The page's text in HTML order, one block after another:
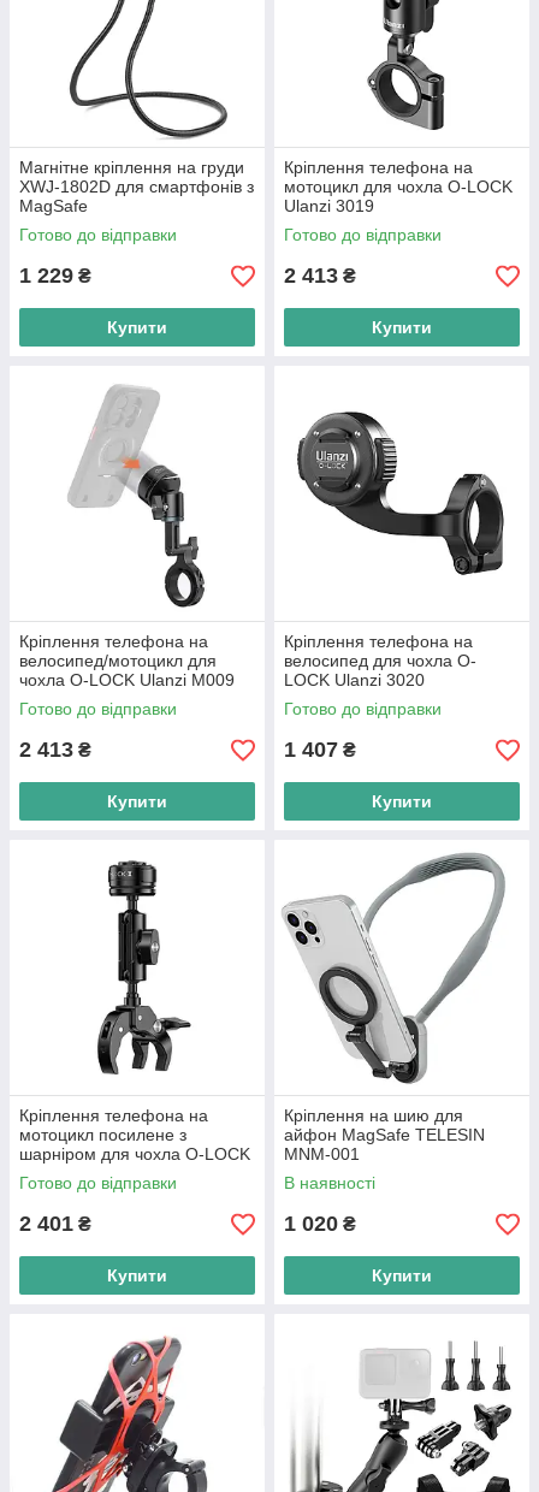
Магнітне кріплення на груди
XWJ-1802D для смартфонів з
MagSafe
Готово до відправки
1 229 ₴
Купити
Кріплення телефона на
мотоцикл для чохла O-LOCK
Ulanzi 3019
Готово до відправки
2 413 ₴
Купити
Кріплення телефона на
велосипед/мотоцикл для
чохла O-LOCK Ulanzi M009
Готово до відправки
2 413 ₴
Купити
Кріплення телефона на
велосипед для чохла O-
LOCK Ulanzi 3020
Готово до відправки
1 407 ₴
Купити
Кріплення телефона на
мотоцикл посилене з
шарніром для чохла O-LOCK
Ulanzi M008
Готово до відправки
2 401 ₴
Купити
Кріплення на шию для
айфон MagSafe TELESIN
MNM-001
В наявності
1 020 ₴
Купити